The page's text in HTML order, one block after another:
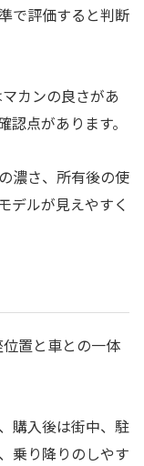
で評価すると判断
カンの良さがあ
点があります。
濃さ、所有後の使
デルが見えやすく
置と車との一体
購入後は街中、駐
乗り降りのしやす